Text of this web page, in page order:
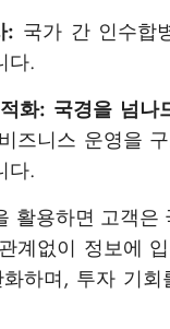
: 국가 간 인수합
다.
화: 국경을 넘나
즈니스 운영을
다.
활용하면 고객은
계없이 정보에
하며, 투자 기회